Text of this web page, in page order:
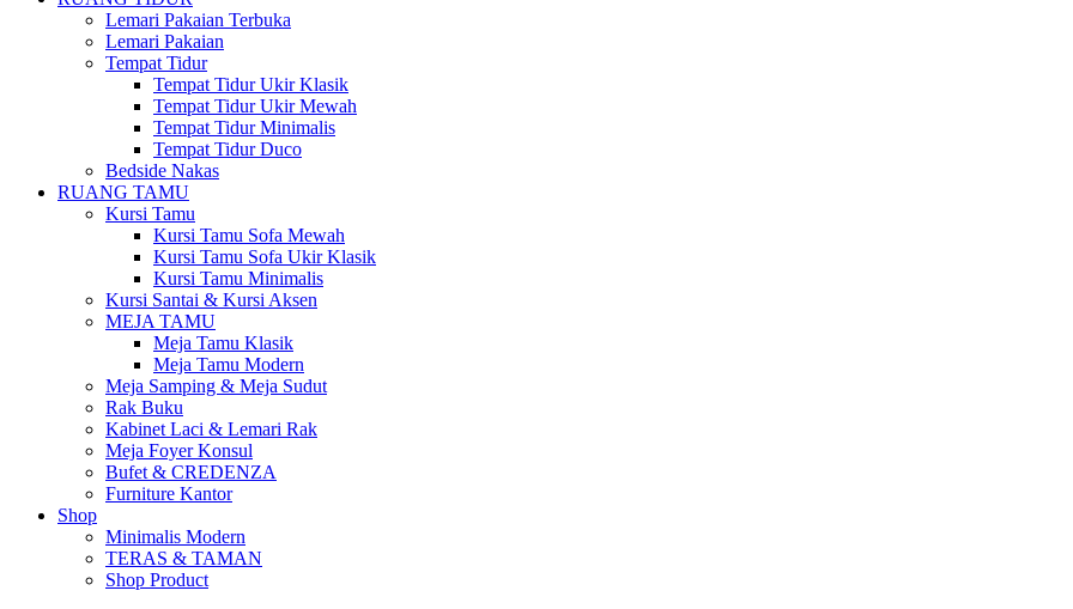
Lemari Pakaian Terbuka
Lemari Pakaian
Tempat Tidur
Tempat Tidur Ukir Klasik
Tempat Tidur Ukir Mewah
Tempat Tidur Minimalis
Tempat Tidur Duco
Bedside Nakas
RUANG TAMU
Kursi Tamu
Kursi Tamu Sofa Mewah
Kursi Tamu Sofa Ukir Klasik
Kursi Tamu Minimalis
Kursi Santai & Kursi Aksen
MEJA TAMU
Meja Tamu Klasik
Meja Tamu Modern
Meja Samping & Meja Sudut
Rak Buku
Kabinet Laci & Lemari Rak
Meja Foyer Konsul
Bufet & CREDENZA
Furniture Kantor
Shop
Minimalis Modern
TERAS & TAMAN
Shop Product